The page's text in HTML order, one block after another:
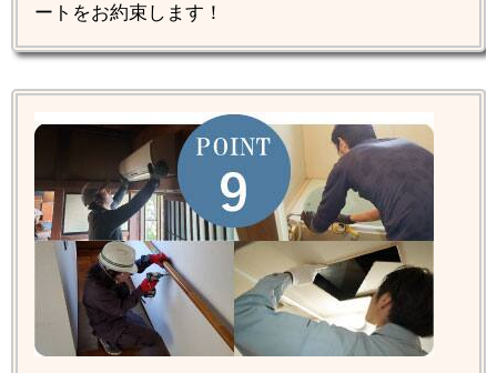
ートをお約束します！